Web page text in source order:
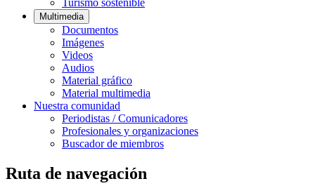
Turismo sostenible
Multimedia
Documentos
Imágenes
Videos
Audios
Material gráfico
Material multimedia
Nuestra comunidad
Periodistas / Comunicadores
Profesionales y organizaciones
Buscador de miembros
Ruta de navegación